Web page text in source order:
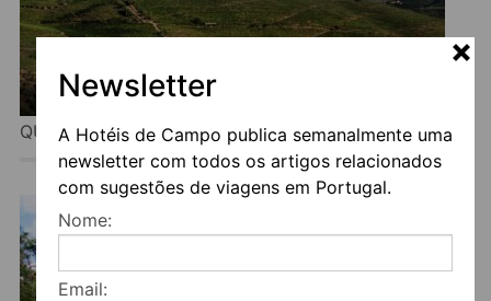
Newsletter
A Hotéis de Campo publica semanalmente uma
newsletter com todos os artigos relacionados
com sugestões de viagens em Portugal.
Nome:
Email:
QUINTA DO VALLADO